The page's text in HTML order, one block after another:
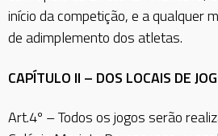
início da competição, e a qualquer
de adimplemento dos atletas.
CAPÍTULO II – DOS LOCAIS DE
Art.4º – Todos os jogos serão